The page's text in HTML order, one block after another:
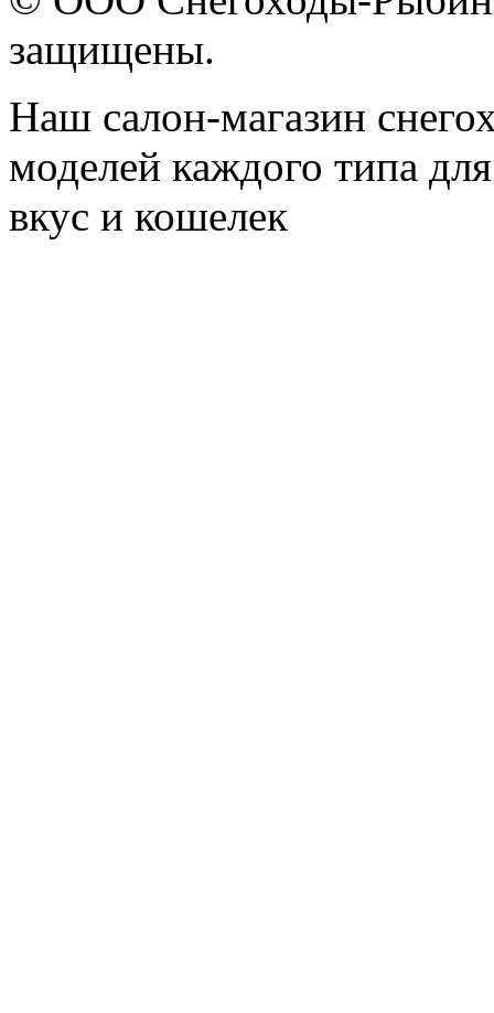
защищены.
Наш салон-магазин
моделей каждого типа
вкус и кошелек